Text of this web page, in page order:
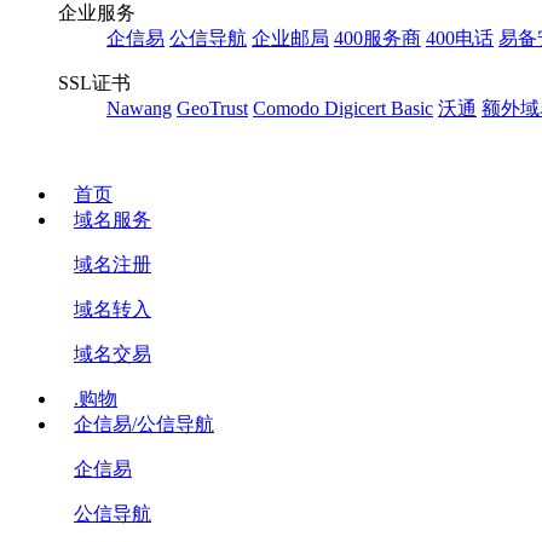
企业服务
企信易 公信导航 企业邮局 400服务商 400电话 易备
SSL证书
Nawang GeoTrust Comodo Digicert Basic 沃通 额外域
首页
域名服务
域名注册
域名转入
域名交易
.购物
企信易/公信导航
企信易
公信导航